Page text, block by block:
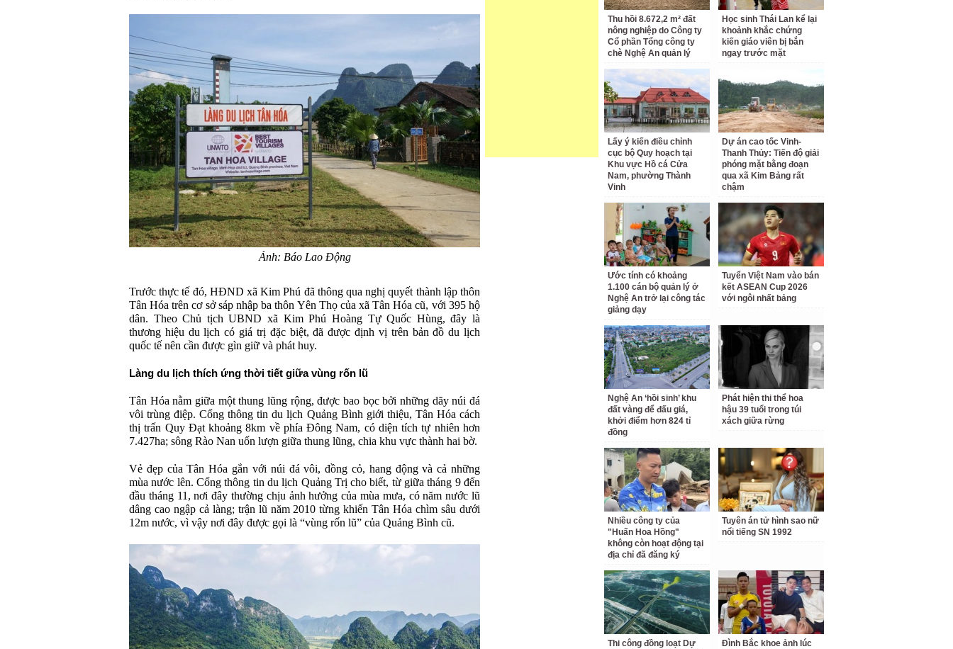
Ảnh: Báo Lao Động
Trước thực tế đó, HĐND xã Kim Phú đã thông qua nghị quyết thành lập thôn
Tân Hóa trên cơ sở sáp nhập ba thôn Yên Thọ của xã Tân Hóa cũ, với 395 hộ
dân. Theo Chủ tịch UBND xã Kim Phú Hoàng Tự Quốc Hùng, đây là
thương hiệu du lịch có giá trị đặc biệt, đã được định vị trên bản đồ du lịch
quốc tế nên cần được gìn giữ và phát huy.
Làng du lịch thích ứng thời tiết giữa vùng rốn lũ
Tân Hóa nằm giữa một thung lũng rộng, được bao bọc bởi những dãy núi đá
vôi trùng điệp. Cổng thông tin du lịch Quảng Bình giới thiệu, Tân Hóa cách
thị trấn Quy Đạt khoảng 8km về phía Đông Nam, có diện tích tự nhiên hơn
7.427ha; sông Rào Nan uốn lượn giữa thung lũng, chia khu vực thành hai bờ.
Vẻ đẹp của Tân Hóa gắn với núi đá vôi, đồng cỏ, hang động và cả những
mùa nước lên. Cổng thông tin du lịch Quảng Trị cho biết, từ giữa tháng 9 đến
đầu tháng 11, nơi đây thường chịu ảnh hưởng của mùa mưa, có năm nước lũ
dâng cao ngập cả làng; trận lũ năm 2010 từng khiến Tân Hóa chìm sâu dưới
12m nước, vì vậy nơi đây được gọi là “vùng rốn lũ” của Quảng Bình cũ.
Thu hồi 8.672,2 m² đất
nông nghiệp do Công ty
Cổ phần Tổng công ty
chè Nghệ An quản lý
Học sinh Thái Lan kể lại
khoảnh khắc chứng
kiến giáo viên bị bắn
ngay trước mặt
Lấy ý kiến điều chỉnh
cục bộ Quy hoạch tại
Khu vực Hồ cá Cửa
Nam, phường Thành
Vinh
Dự án cao tốc Vinh-
Thanh Thủy: Tiến độ giải
phóng mặt bằng đoạn
qua xã Kim Bảng rất
chậm
Ước tính có khoảng
1.100 cán bộ quản lý ở
Nghệ An trở lại công tác
giảng dạy
Tuyển Việt Nam vào bán
kết ASEAN Cup 2026
với ngôi nhất bảng
Nghệ An ‘hồi sinh’ khu
đất vàng để đấu giá,
khởi điểm hơn 824 tỉ
đồng
Phát hiện thi thể hoa
hậu 39 tuổi trong túi
xách giữa rừng
Nhiều công ty của
"Huấn Hoa Hồng"
không còn hoạt động tại
địa chỉ đã đăng ký
Tuyên án tử hình sao nữ
nổi tiếng SN 1992
Thi công đồng loạt Dự
Đình Bắc khoe ảnh lúc